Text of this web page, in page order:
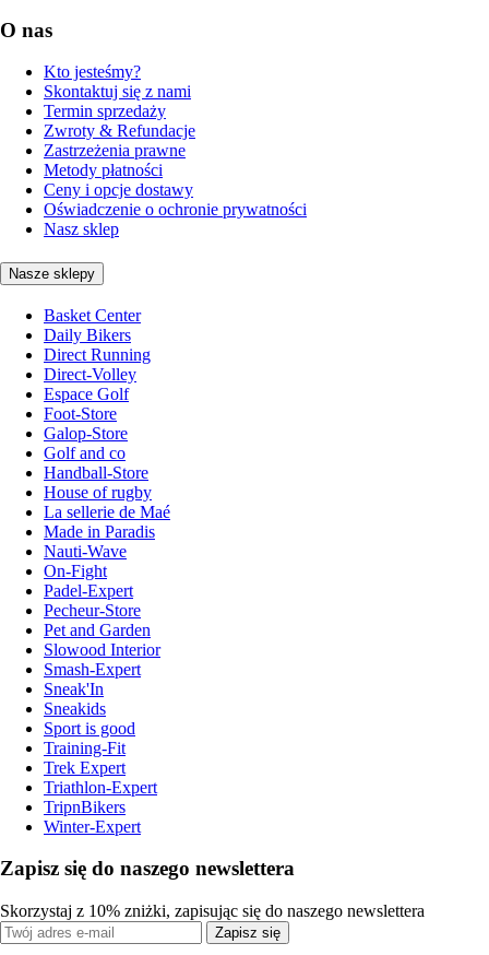
O nas
Kto jesteśmy?
Skontaktuj się z nami
Termin sprzedaży
Zwroty & Refundacje
Zastrzeżenia prawne
Metody płatności
Ceny i opcje dostawy
Oświadczenie o ochronie prywatności
Nasz sklep
Nasze sklepy
Basket Center
Daily Bikers
Direct Running
Direct-Volley
Espace Golf
Foot-Store
Galop-Store
Golf and co
Handball-Store
House of rugby
La sellerie de Maé
Made in Paradis
Nauti-Wave
On-Fight
Padel-Expert
Pecheur-Store
Pet and Garden
Slowood Interior
Smash-Expert
Sneak'In
Sneakids
Sport is good
Training-Fit
Trek Expert
Triathlon-Expert
TripnBikers
Winter-Expert
Zapisz się do naszego newslettera
Skorzystaj z 10% zniżki, zapisując się do naszego newslettera
Zapisz się